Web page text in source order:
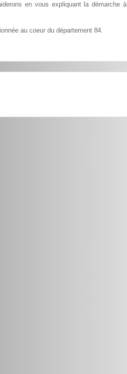
en vous expliquant la démarche à
au coeur du département 84.